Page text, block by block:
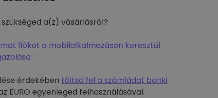
a(z) vásárlásról?
fiókot a mobilalkalmazáson keresztül
érdekében töltsd fel a számládat banki
EURO egyenleged felhasználásával.